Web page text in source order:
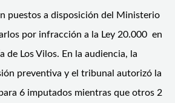
puestos a disposición del Ministerio
por infracción a la Ley 20.000 en
de Los Vilos. En la audiencia, la
preventiva y el tribunal autorizó la
6 imputados mientras que otros 2